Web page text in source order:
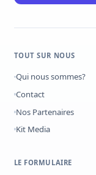
TOUT SUR NOUS
Qui nous sommes?
Contact
Nos Partenaires
Kit Media
LE FORMULAIRE